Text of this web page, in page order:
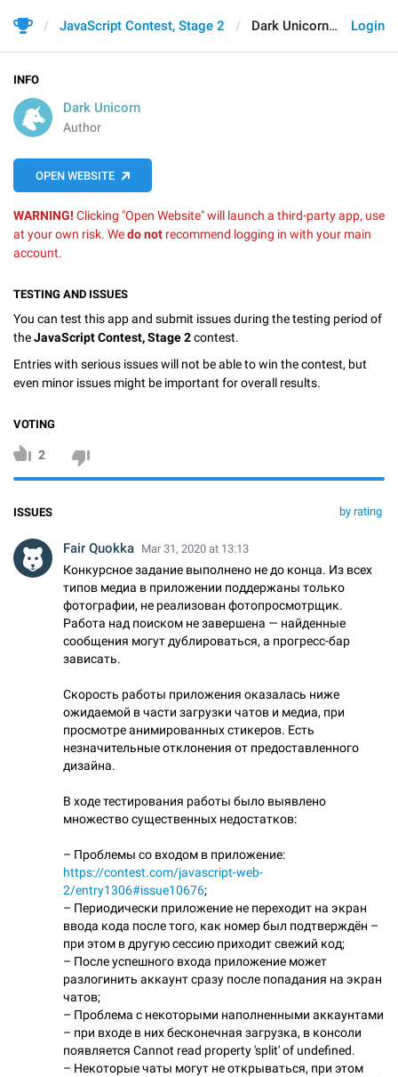
Login
JavaScript Contest, Stage 2 Dark Unicorn
INFO
Dark Unicorn
Author
OPEN WEBSITE
WARNING! Clicking "Open Website" will launch a third-party app, use
at your own risk. Wedo not recommend logging in with your main
account.
TESTING AND ISSUES
You can test this app and submit issues during the testing period of
theJavaScript Contest, Stage 2contest.
Entries with serious issues will not be able to win the contest, but
even minor issues might be important for overall results.
VOTING
2
by rating
ISSUES
Fair Quokka Mar 31, 2020 at 13:13
Конкурсное задание выполнено не до конца. Из всех
типов медиа в приложении поддержаны только
фотографии, не реализован фотопросмотрщик.
Работа над поиском не завершена — найденные
сообщения могут дублироваться, а прогресс-бар
зависать.
Скорость работы приложения оказалась ниже
ожидаемой в части загрузки чатов и медиа, при
просмотре анимированных стикеров. Есть
незначительные отклонения от предоставленного
дизайна.
В ходе тестирования работы было выявлено
множество существенных недостатков:
– Проблемы со входом в приложение:
https://contest.com/javascript-web-
2/entry1306#issue10676;
– Периодически приложение не переходит на экран
ввода кода после того, как номер был подтверждён –
при этом в другую сессию приходит свежий код;
– После успешного входа приложение может
разлогинить аккаунт сразу после попадания на экран
чатов;
– Проблема с некоторыми наполненными аккаунтами
– при входе в них бесконечная загрузка, в консоли
появляется Cannot read property 'split' of undefined.
– Некоторые чаты могут не открываться, при этом